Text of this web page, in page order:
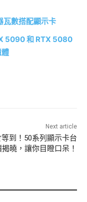
瓦數搭配顯示卡
5090 和 RTX 5080
Next article
到！50系列顯示卡台
曉，讓你目瞪口呆！